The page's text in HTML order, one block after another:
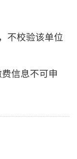
不校验该单位
信息不可申